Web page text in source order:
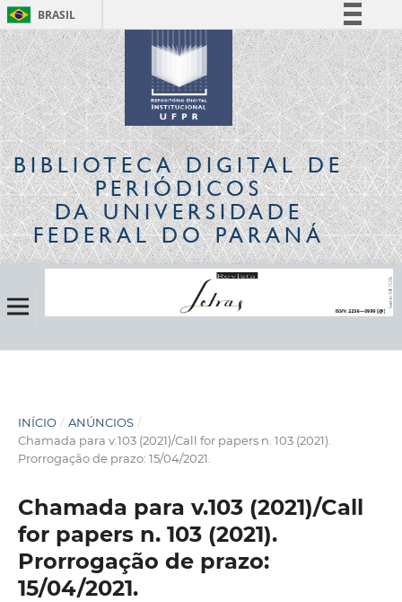
BRASIL
Simplifique!
Comunica BR
Participe
Acesso à informação
Legislação
Canais
BIBLIOTECA DIGITALDE
PERIÓDICOS
DA UNIVERSIDADE
FEDERAL DO PARANÁ
INÍCIO / ANÚNCIOS /
Chamada para v.103 (2021)/Call for papers n. 103 (2021).
Prorrogação de prazo: 15/04/2021.
Chamada para v.103 (2021)/Call
for papers n. 103 (2021).
Prorrogação de prazo:
15/04/2021.